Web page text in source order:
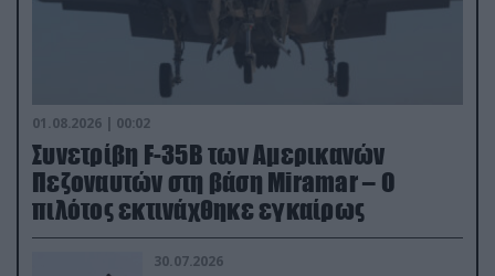
01.08.2026 | 00:02
Συνετρίβη F-35B των Αμερικανών
Πεζοναυτών στη βάση Miramar – Ο
πιλότος εκτινάχθηκε εγκαίρως
30.07.2026